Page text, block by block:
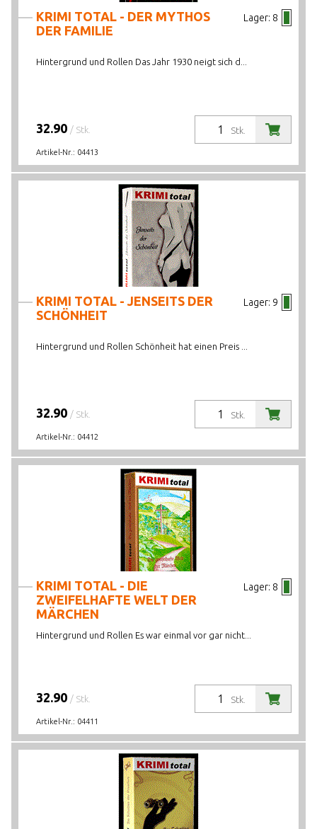
Lager: 8
KRIMI TOTAL - DER MYTHOS
DER FAMILIE
Hintergrund und Rollen Das Jahr 1930 neigt sich d...
Stk.
32.90 / Stk.
Artikel-Nr.: 04413
Lager: 9
KRIMI TOTAL - JENSEITS DER
SCHÖNHEIT
Hintergrund und Rollen Schönheit hat einen Preis ...
Stk.
32.90 / Stk.
Artikel-Nr.: 04412
Lager: 8
KRIMI TOTAL - DIE
ZWEIFELHAFTE WELT DER
MÄRCHEN
Hintergrund und Rollen Es war einmal vor gar nicht...
Stk.
32.90 / Stk.
Artikel-Nr.: 04411